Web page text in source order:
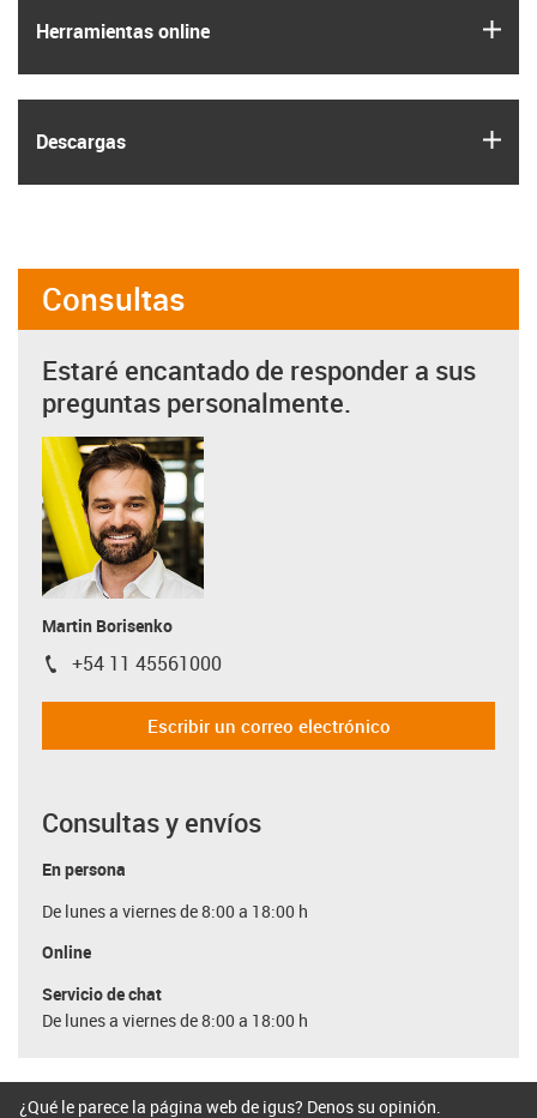
Herramientas online
Descargas
Consultas
Estaré encantado de responder a sus
preguntas personalmente.
Martin Borisenko
igus-icon-phone
+54 11 45561000
Escribir un correo electrónico
Consultas y envíos
En persona
De lunes a viernes de 8:00 a 18:00 h
Online
Servicio de chat
De lunes a viernes de 8:00 a 18:00 h
¿Qué le parece la página web de igus? Denos su opinión.